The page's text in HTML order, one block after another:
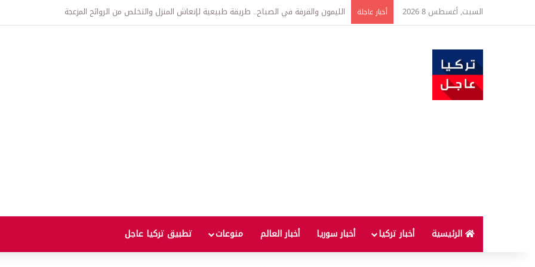
السبت, أغسطس 8 2026 أخبار عاجلة تفاصيل جديدة بعد توقيع اتفاقية الدفاع بين تركيا والسعودية وباكستان.. ما الهدف من التحالف الثلاثي؟
الرئيسية أخبار تركيا أخبار سوريا أخبار العالم منوعات تطبيق تركيا عاجل